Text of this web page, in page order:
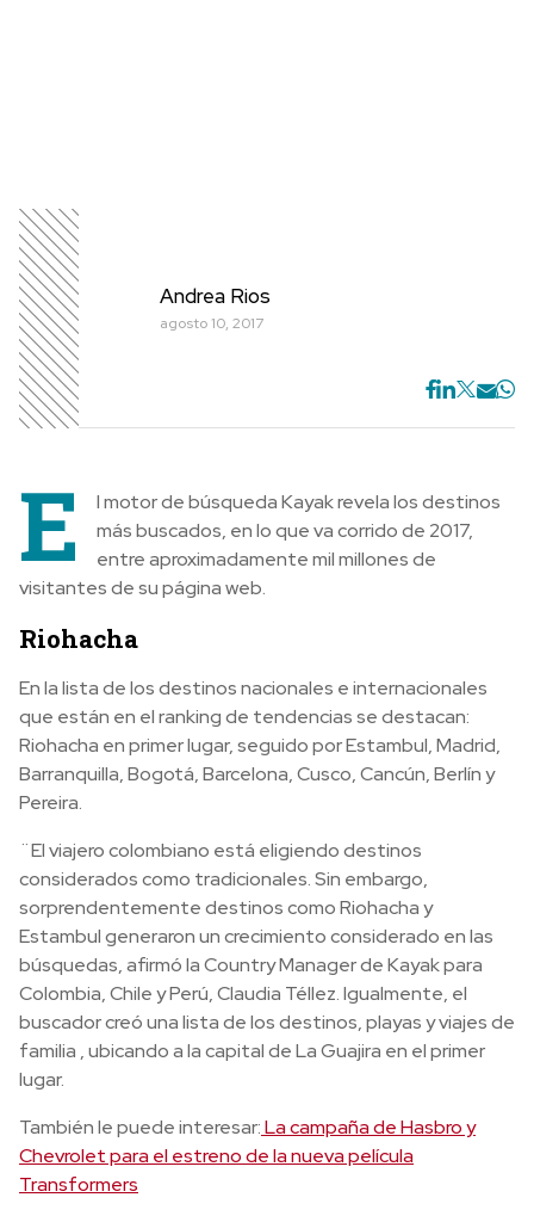
Andrea Rios
agosto 10, 2017
E
l motor de búsqueda Kayak revela los destinos
más buscados, en lo que va corrido de 2017,
entre aproximadamente mil millones de
visitantes de su página web.
Riohacha
En la lista de los destinos nacionales e internacionales
que están en el ranking de tendencias se destacan:
Riohacha en primer lugar, seguido por Estambul, Madrid,
Barranquilla, Bogotá, Barcelona, Cusco, Cancún, Berlín y
Pereira.
¨El viajero colombiano está eligiendo destinos
considerados como tradicionales. Sin embargo,
sorprendentemente destinos como Riohacha y
Estambul generaron un crecimiento considerado en las
búsquedas, afirmó la Country Manager de Kayak para
Colombia, Chile y Perú, Claudia Téllez. Igualmente, el
buscador creó una lista de los destinos, playas y viajes de
familia , ubicando a la capital de La Guajira en el primer
lugar.
También le puede interesar:La campaña de Hasbro y
Chevrolet para el estreno de la nueva película
Transformers